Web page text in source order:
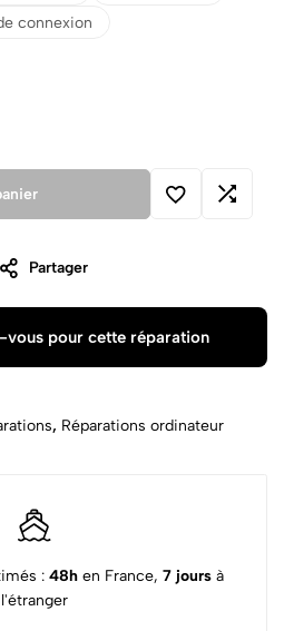
connexion
Partager
vous pour cette réparation
, Réparations ordinateur
: 48h en France, 7 jours à
l'étranger